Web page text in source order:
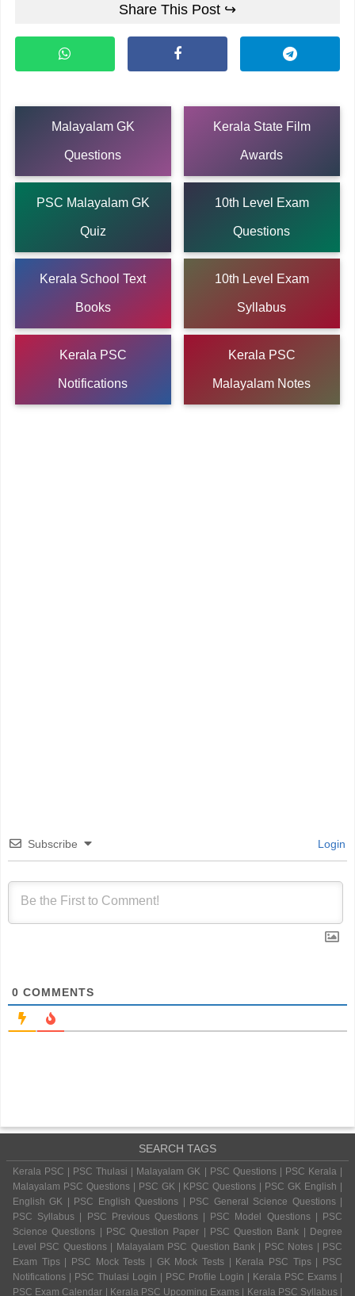
Share This Post ↪
Malayalam GK
Questions
Kerala State Film
Awards
PSC Malayalam GK
Quiz
10th Level Exam
Questions
Kerala School Text
Books
10th Level Exam
Syllabus
Kerala PSC
Notifications
Kerala PSC
Malayalam Notes
Subscribe Login
0 COMMENTS
SEARCH TAGS
Kerala PSC | PSC Thulasi | Malayalam GK | PSC Questions | PSC Kerala |
Malayalam PSC Questions | PSC GK | KPSC Questions | PSC GK English |
English GK | PSC English Questions | PSC General Science Questions |
PSC Syllabus | PSC Previous Questions | PSC Model Questions | PSC
Science Questions | PSC Question Paper | PSC Question Bank | Degree
Level PSC Questions | Malayalam PSC Question Bank | PSC Notes | PSC
Exam Tips | PSC Mock Tests | GK Mock Tests | Kerala PSC Tips | PSC
Notifications | PSC Thulasi Login | PSC Profile Login | Kerala PSC Exams |
PSC Exam Calendar | Kerala PSC Upcoming Exams | Kerala PSC Syllabus |